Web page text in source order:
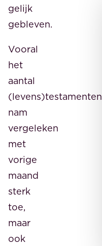
gelijk
gebleven.
Vooral
het
aantal
(levens)testamenten
nam
vergeleken
met
vorige
maand
sterk
toe,
maar
ook